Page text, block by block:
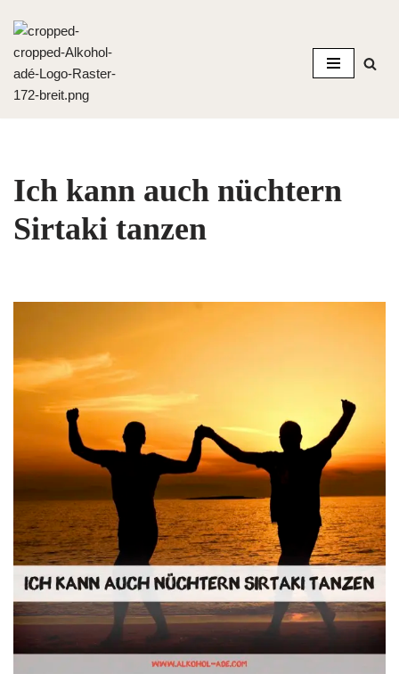
Zum
Inhalt
springen
Ich kann auch nüchtern
Sirtaki tanzen